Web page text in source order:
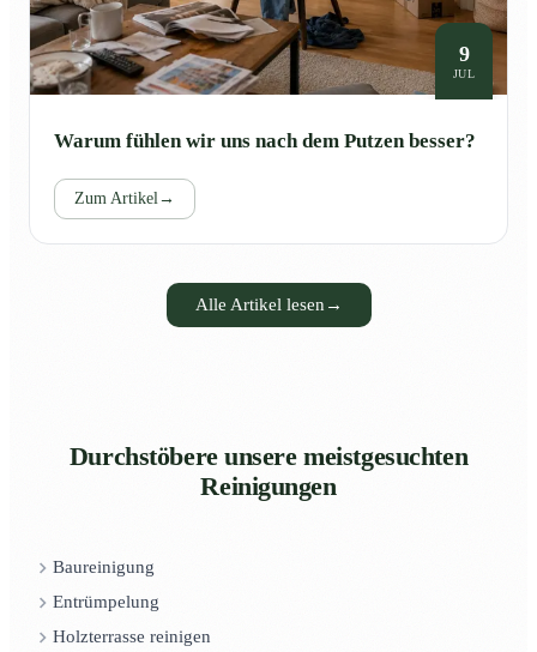
9
JUL
Warum fühlen wir uns nach dem Putzen besser?
Zum Artikel→
Alle Artikel lesen →
Durchstöbere unsere meistgesuchten
Reinigungen
Baureinigung
Entrümpelung
Holzterrasse reinigen